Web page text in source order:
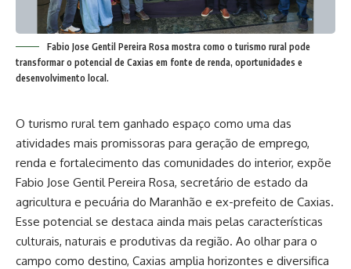
Fabio Jose Gentil Pereira Rosa mostra como o turismo rural pode
transformar o potencial de Caxias em fonte de renda, oportunidades e
desenvolvimento local.
O turismo rural tem ganhado espaço como uma das
atividades mais promissoras para geração de emprego,
renda e fortalecimento das comunidades do interior, expõe
Fabio Jose Gentil Pereira Rosa, secretário de estado da
agricultura e pecuária do Maranhão e ex-prefeito de Caxias.
Esse potencial se destaca ainda mais pelas características
culturais, naturais e produtivas da região. Ao olhar para o
campo como destino, Caxias amplia horizontes e diversifica